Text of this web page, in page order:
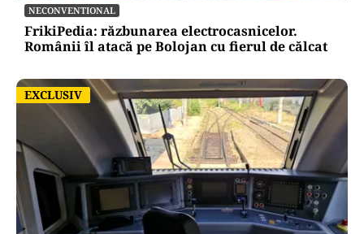
NECONVENTIONAL
FrikiPedia: răzbunarea electrocasnicelor.
Românii îl atacă pe Bolojan cu fierul de călcat
EXCLUSIV
EXCLUSIV